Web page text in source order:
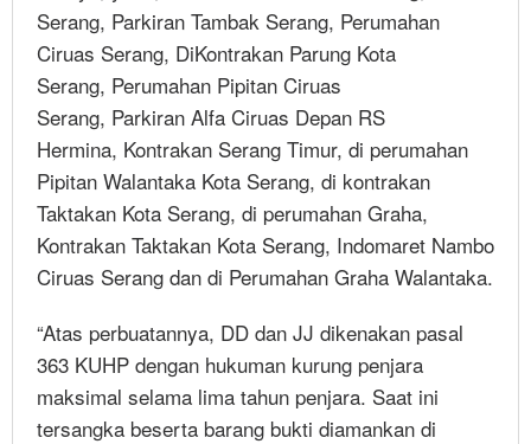
Serang, Parkiran Tambak Serang, Perumahan
Ciruas Serang, DiKontrakan Parung Kota
Serang, Perumahan Pipitan Ciruas
Serang, Parkiran Alfa Ciruas Depan RS
Hermina, Kontrakan Serang Timur, di perumahan
Pipitan Walantaka Kota Serang, di kontrakan
Taktakan Kota Serang, di perumahan Graha,
Kontrakan Taktakan Kota Serang, Indomaret Nambo
Ciruas Serang dan di Perumahan Graha Walantaka.
“Atas perbuatannya, DD dan JJ dikenakan pasal
363 KUHP dengan hukuman kurung penjara
maksimal selama lima tahun penjara. Saat ini
tersangka beserta barang bukti diamankan di